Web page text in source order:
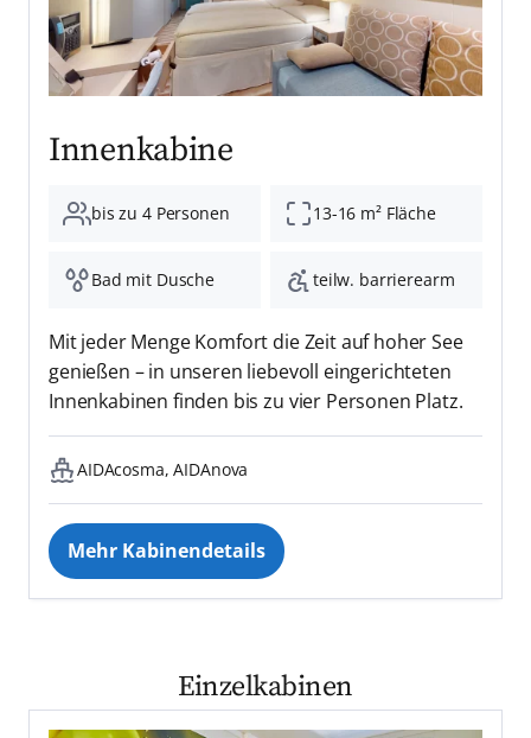
Innenkabine
bis zu 4 Personen 13-16 m² Fläche
Bad mit Dusche teilw. barrierearm
Mit jeder Menge Komfort die Zeit auf hoher See
genießen – in unseren liebevoll eingerichteten
Innenkabinen finden bis zu vier Personen Platz.
AIDAcosma, AIDAnova
Mehr Kabinendetails
Einzelkabinen